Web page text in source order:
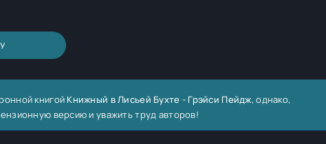
книгой Книжный в Лисьей Бухте - Грэйси Пейдж, однако,
версию и уважить труд авторов!